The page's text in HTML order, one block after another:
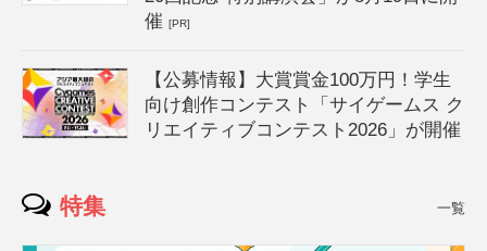
催[PR]
【公募情報】大賞賞金100万円！学生
向け創作コンテスト「サイゲームス ク
リエイティブコンテスト2026」が開催
特集 一覧